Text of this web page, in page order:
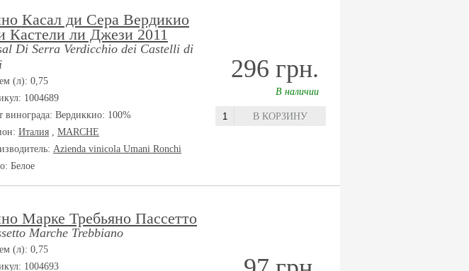
Касал ди Сера Вердикио
Кастели ли Джези 2011
Di Serra Verdicchio dei Castelli di
(л): 0,75
1004689
винограда: Вердиккио: 100%
Италия , MARCHE
Azienda vinicola Umani Ronchi
Белое
296 грн.
В наличии
В КОРЗИНУ
Марке Требьяно Пассетто
Marche Trebbiano
(л): 0,75
1004693